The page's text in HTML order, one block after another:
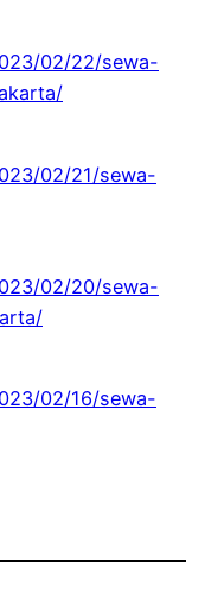
02/22/sewa-
02/21/sewa-
02/20/sewa-
02/16/sewa-